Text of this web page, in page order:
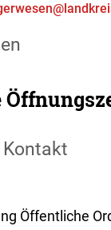
Öffentliche